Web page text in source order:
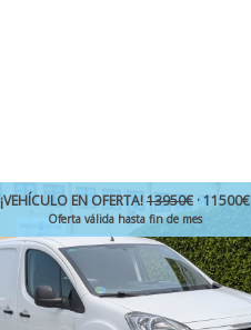
¡VEHÍCULO EN OFERTA!13950€· 11500€
Oferta válida hasta fin de mes